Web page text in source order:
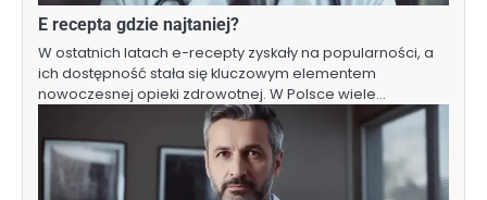
E recepta gdzie najtaniej?
W ostatnich latach e-recepty zyskały na popularności, a
ich dostępność stała się kluczowym elementem
nowoczesnej opieki zdrowotnej. W Polsce wiele…